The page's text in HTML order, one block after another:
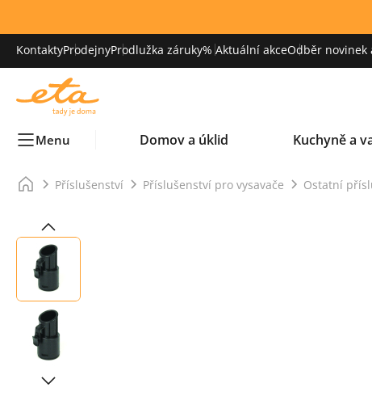
KontaktyProdejnyProdlužka záruky% Aktuální akceOdběr novinek
Menu Domov a úklid Kuchyně a
Příslušenství Příslušenství pro vysavače Ostatní